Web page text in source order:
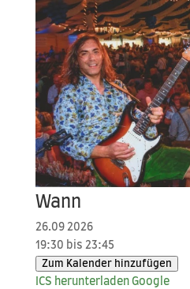
Wann
26.09 2026
19:30 bis 23:45
Zum Kalender hinzufügen
ICS her­un­ter­la­den Goog­le